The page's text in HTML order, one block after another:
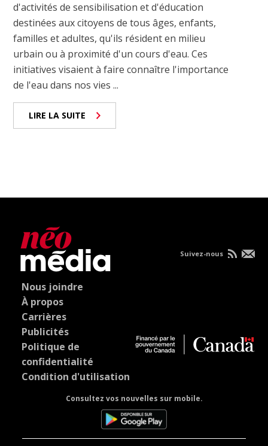
d'activités de sensibilisation et d'éducation
destinées aux citoyens de tous âges, enfants,
familles et adultes, qu'ils résident en milieu
urbain ou à proximité d'un cours d'eau. Ces
initiatives visaient à faire connaître l'importance
de l'eau dans nos vies ...
LIRE LA SUITE
Nous joindre
À propos
Carrières
Publicités
Politique de
confidentialité
Condition d'utilisation
Consultez vos nouvelles sur mobile.
Suivez-nous